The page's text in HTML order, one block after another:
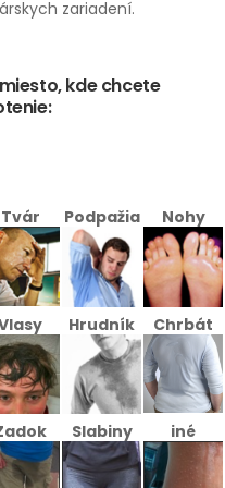
zariadení.
kde chcete
Tvár Podpažia Nohy
Hrudník Chrbát
Slabiny iné